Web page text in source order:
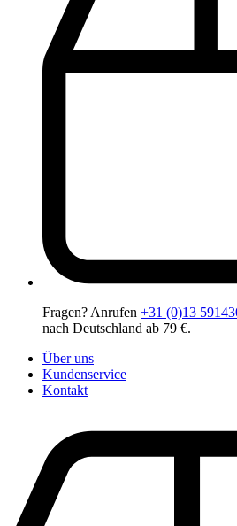
Fragen? Anrufen +31 (0)13
nach Deutschland ab 79 €.
Über uns
Kundenservice
Kontakt